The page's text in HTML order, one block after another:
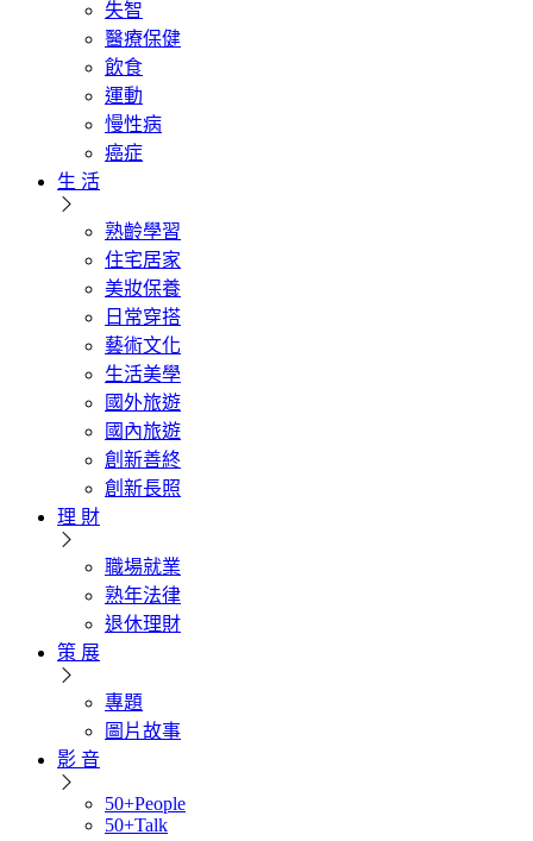
失智
醫療保健
飲食
運動
慢性病
癌症
生 活
熟齡學習
住宅居家
美妝保養
日常穿搭
藝術文化
生活美學
國外旅遊
國內旅遊
創新善終
創新長照
理 財
職場就業
熟年法律
退休理財
策 展
專題
圖片故事
影 音
50+People
50+Talk